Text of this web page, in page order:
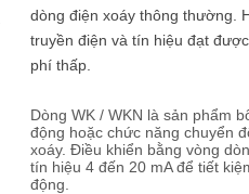
dòng điện xoáy thông thường.
truyền điện và tín hiệu đạt
phí thấp.
Dòng WK ​​/ WKN là sản phẩm
động hoặc chức năng chuyển
xoáy. Điều khiển bằng vòng
tín hiệu 4 đến 20 mA để tiết
động.